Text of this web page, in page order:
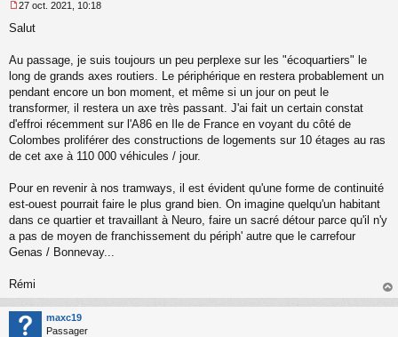
e
s
g
e
n
o
n
u
27 oct. 2021, 10:18
Salut
Au passage, je suis toujours un peu perplexe sur les "écoquartiers" le
long de grands axes routiers. Le périphérique en restera probablement un
pendant encore un bon moment, et même si un jour on peut le
transformer, il restera un axe très passant. J'ai fait un certain constat
d'effroi récemment sur l'A86 en Ile de France en voyant du côté de
Colombes proliférer des constructions de logements sur 10 étages au ras
de cet axe à 110 000 véhicules / jour.
Pour en revenir à nos tramways, il est évident qu'une forme de continuité
est-ouest pourrait faire le plus grand bien. On imagine quelqu'un habitant
dans ce quartier et travaillant à Neuro, faire un sacré détour parce qu'il n'y
a pas de moyen de franchissement du périph' autre que le carrefour
Genas / Bonnevay...
Rémi
au
maxc19
Passager